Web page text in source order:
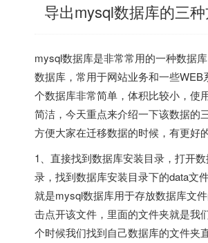
导出mysql数据库的三
mysql数据库是非常常用的一种数据
数据库，常用于网站业务和一些WEB
个数据库非常简单，体积比较小，使
简洁，今天重点来介绍一下该数据的
方便大家在迁移数据的时候，有更好的
1、直接找到数据库安装目录，打开
录，找到数据库安装目录下的data文
就是mysql数据库用于存放数据库文
击点开该文件，里面的文件夹就是我
个时候我们找到自己数据库的文件夹